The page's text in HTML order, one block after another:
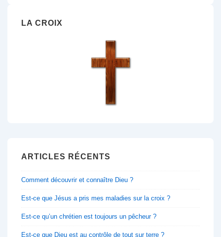
LA CROIX
ARTICLES RÉCENTS
Comment découvrir et connaître Dieu ?
Est-ce que Jésus a pris mes maladies sur la croix ?
Est-ce qu’un chrétien est toujours un pêcheur ?
Est-ce que Dieu est au contrôle de tout sur terre ?